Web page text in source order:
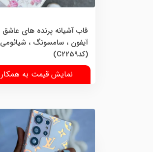
قاب آشیانه پرنده های عاشق
آیفون ، سامسونگ ، شیائومی
(کدC2259)
نمایش قیمت به همکار